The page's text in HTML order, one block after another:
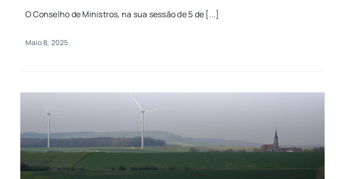
O Conselho de Ministros, na sua sessão de 5 de [...]
Maio 8, 2025